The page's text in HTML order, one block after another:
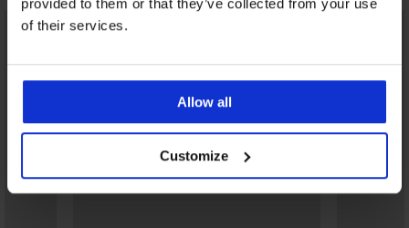
provided to them or that they’ve collected from your use
of their services.
Allow all
Customize